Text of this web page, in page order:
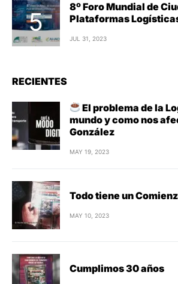
8º Foro Mundial de
Plataformas
JUL 31, 2023
RECIENTES
El problema de la
mundo y como nos
González
MAY 19, 2023
Todo tiene un
MAY 10, 2023
Cumplimos 30 años